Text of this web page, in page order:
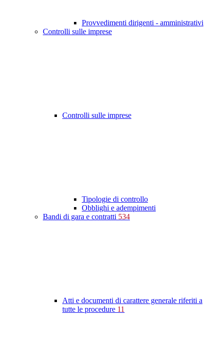
Provvedimenti dirigenti - amministrativi
Controlli sulle imprese
Controlli sulle imprese
Tipologie di controllo
Obblighi e adempimenti
Bandi di gara e contratti 534
Atti e documenti di carattere generale riferiti a
tutte le procedure 11